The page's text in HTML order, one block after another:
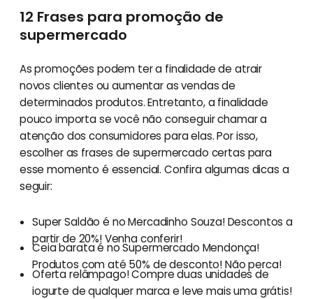
12 Frases para promoção de
supermercado
As promoções podem ter a finalidade de atrair
novos clientes ou aumentar as vendas de
determinados produtos. Entretanto, a finalidade
pouco importa se você não conseguir chamar a
atenção dos consumidores para elas. Por isso,
escolher as frases de supermercado certas para
esse momento é essencial. Confira algumas dicas a
seguir:
Super Saldão é no Mercadinho Souza! Descontos a
partir de 20%! Venha conferir!
Ceia barata é no Supermercado Mendonça!
Produtos com até 50% de desconto! Não perca!
Oferta relâmpago! Compre duas unidades de
iogurte de qualquer marca e leve mais uma grátis!